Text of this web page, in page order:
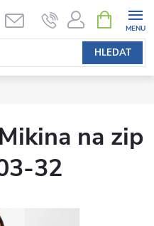
HLEDAT
NÁKUPNÍ
KOŠÍK
na zip
32